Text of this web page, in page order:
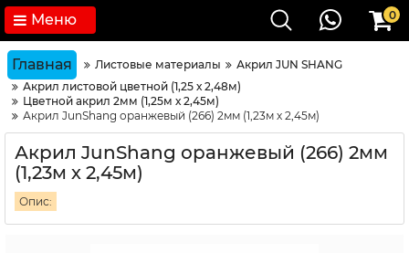
Меню 0
Главная Листовые материалы
Акрил JUN SHANG
Акрил листовой цветной (1,25 х 2,48м)
Цветной акрил 2мм (1,25м х 2,45м)
Акрил JunShang оранжевый (266) 2мм (1,23м х 2,45м)
Акрил JunShang оранжевый (266) 2мм
(1,23м х 2,45м)
Опис: